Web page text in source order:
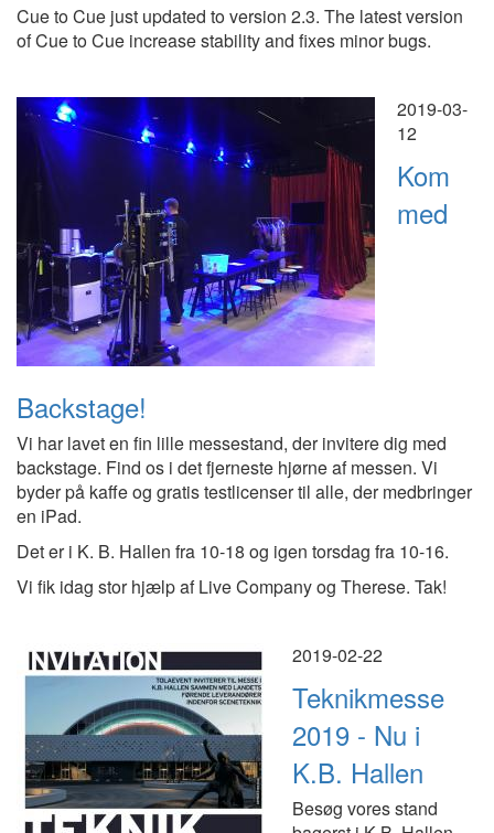
Cue to Cue just updated to version 2.3. The latest version
of Cue to Cue increase stability and fixes minor bugs.
2019-03-
12
Kom
med
Backstage!
Vi har lavet en fin lille messestand, der invitere dig med
backstage. Find os i det fjerneste hjørne af messen. Vi
byder på kaffe og gratis testlicenser til alle, der medbringer
en iPad.
Det er i K. B. Hallen fra 10-18 og igen torsdag fra 10-16.
Vi fik idag stor hjælp af Live Company og Therese. Tak!
2019-02-22
Teknikmesse
2019 - Nu i
K.B. Hallen
Besøg vores stand